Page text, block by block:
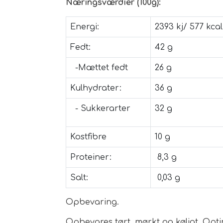
Næringsværdier (100g):
Energi: 2393 kj/ 577 kcal
Fedt: 42 g
-Mættet fedt 26 g
Kulhydrater: 36 g
- Sukkerarter 32 g
Kostfibre 10 g
Proteiner: 8,3 g
Salt: 0,03 g
Opbevaring.